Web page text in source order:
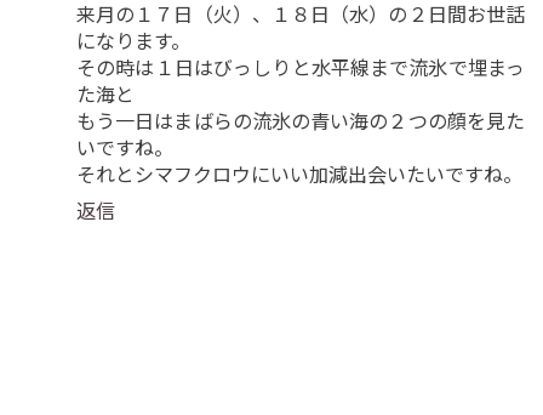
来月の１７日（火）、１８日（水）の２日間お世話
になります。
その時は１日はびっしりと水平線まで流氷で埋まっ
た海と
もう一日はまばらの流氷の青い海の２つの顔を見た
いですね。
それとシマフクロウにいい加減出会いたいですね。
返信